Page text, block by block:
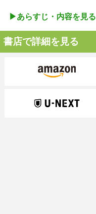
▶︎あらすじ・内容を見る
書店で詳細を見る